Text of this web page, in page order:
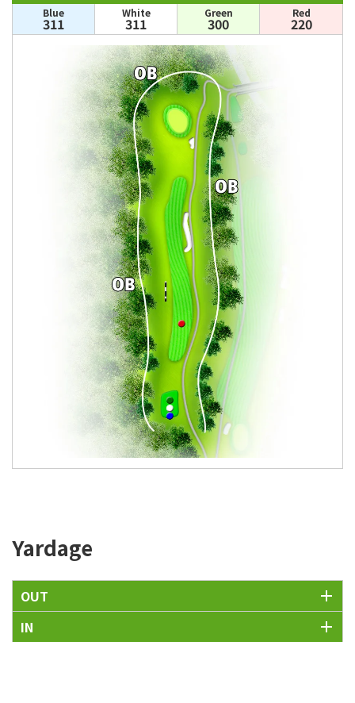
Blue
311
White
311
Green
300
Red
220
Yardage
OUT
IN